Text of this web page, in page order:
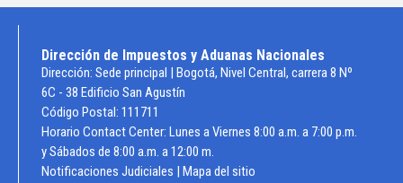
Dirección de Impuestos y Aduanas Nacionales
Dirección: Sede principal | Bogotá, Nivel Central, carrera 8 Nº
6C - 38 Edificio San Agustín
Código Postal: 111711
Horario Contact Center: Lunes a Viernes 8:00 a.m. a 7:00 p.m.
y Sábados de 8:00 a.m. a 12:00 m.
Notificaciones Judiciales | Mapa del sitio